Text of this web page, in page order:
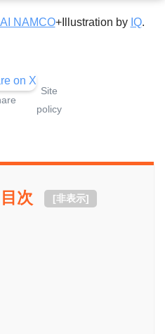
NAMCO+Illustration by IQ.
Site
policy
次 [非表示]